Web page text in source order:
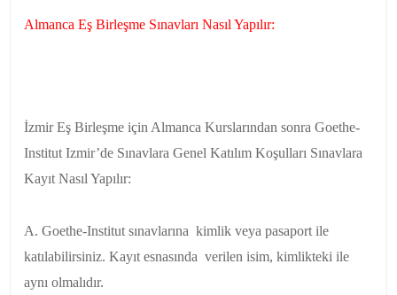
Almanca Eş Birleşme Sınavları Nasıl Yapılır:
İzmir Eş Birleşme için Almanca Kurslarından sonra Goethe-
Institut Izmir’de Sınavlara Genel Katılım Koşulları Sınavlara
Kayıt Nasıl Yapılır:
A. Goethe-Institut sınavlarına kimlik veya pasaport ile
katılabilirsiniz. Kayıt esnasında verilen isim, kimlikteki ile
aynı olmalıdır.